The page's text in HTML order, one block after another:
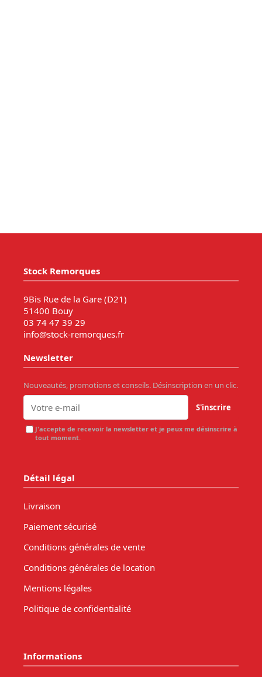
Stock Remorques
9Bis Rue de la Gare (D21)
51400 Bouy
03 74 47 39 29
info@stock-remorques.fr
Newsletter
Nouveautés, promotions et conseils. Désinscription en un clic.
S'inscrire
J'accepte de recevoir la newsletter et je peux me désinscrire à
tout moment.
Détail légal
Livraison
Paiement sécurisé
Conditions générales de vente
Conditions générales de location
Mentions légales
Politique de confidentialité
Informations